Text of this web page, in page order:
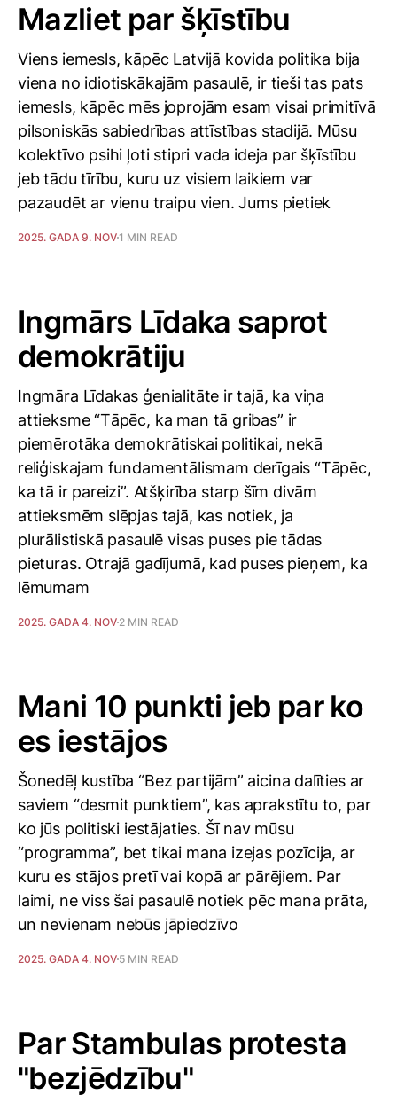
Mazliet par šķīstību
Viens iemesls, kāpēc Latvijā kovida politika bija
viena no idiotiskākajām pasaulē, ir tieši tas pats
iemesls, kāpēc mēs joprojām esam visai primitīvā
pilsoniskās sabiedrības attīstības stadijā. Mūsu
kolektīvo psihi ļoti stipri vada ideja par šķīstību
jeb tādu tīrību, kuru uz visiem laikiem var
pazaudēt ar vienu traipu vien. Jums pietiek
2025. GADA 9. NOV1 MIN READ
Ingmārs Līdaka saprot
demokrātiju
Ingmāra Līdakas ģenialitāte ir tajā, ka viņa
attieksme “Tāpēc, ka man tā gribas” ir
piemērotāka demokrātiskai politikai, nekā
reliģiskajam fundamentālismam derīgais “Tāpēc,
ka tā ir pareizi”. Atšķirība starp šīm divām
attieksmēm slēpjas tajā, kas notiek, ja
plurālistiskā pasaulē visas puses pie tādas
pieturas. Otrajā gadījumā, kad puses pieņem, ka
lēmumam
2025. GADA 4. NOV 2 MIN READ
Mani 10 punkti jeb par ko
es iestājos
Šonedēļ kustība “Bez partijām” aicina dalīties ar
saviem “desmit punktiem”, kas aprakstītu to, par
ko jūs politiski iestājaties. Šī nav mūsu
“programma”, bet tikai mana izejas pozīcija, ar
kuru es stājos pretī vai kopā ar pārējiem. Par
laimi, ne viss šai pasaulē notiek pēc mana prāta,
un nevienam nebūs jāpiedzīvo
2025. GADA 4. NOV 5 MIN READ
Par Stambulas protesta
"bezjēdzību"